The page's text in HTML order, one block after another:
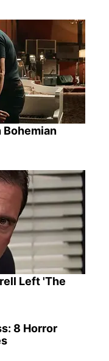
Bohemian
Left 'The
8 Horror